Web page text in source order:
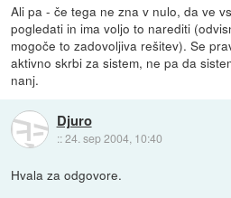
Ali pa - če tega ne zna v nulo, da ve
pogledati in ima voljo to narediti
mogoče to zadovoljiva rešitev). Se
aktivno skrbi za sistem, ne pa da
nanj.
Djuro
::24. sep 2004, 10:40
Hvala za odgovore.